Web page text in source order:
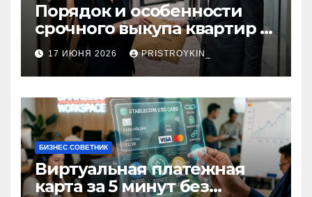
Порядок и особенности
срочного выкупа квартир в
срок 1–3 дня
17 ИЮНЯ 2026 PRISTROYKIN_
БИЗНЕС СОВЕТНИК
Виртуальная платежная
карта за 5 минут без